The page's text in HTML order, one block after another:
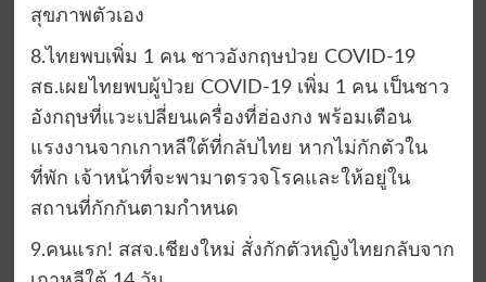
สุขภาพตัวเอง
8.ไทยพบเพิ่ม 1 คน ชาวอังกฤษป่วย COVID-19
สธ.เผยไทยพบผู้ป่วย COVID-19 เพิ่ม 1 คน เป็นชาว
อังกฤษที่แวะเปลี่ยนเครื่องที่ฮ่องกง พร้อมเตือน
แรงงานจากเกาหลีใต้ที่กลับไทย หากไม่กักตัวใน
ที่พัก เจ้าหน้าที่จะพามาตรวจโรคและให้อยู่ใน
สถานที่กักกันตามกำหนด
9.คนแรก! สสจ.เชียงใหม่ สั่งกักตัวหญิงไทยกลับจาก